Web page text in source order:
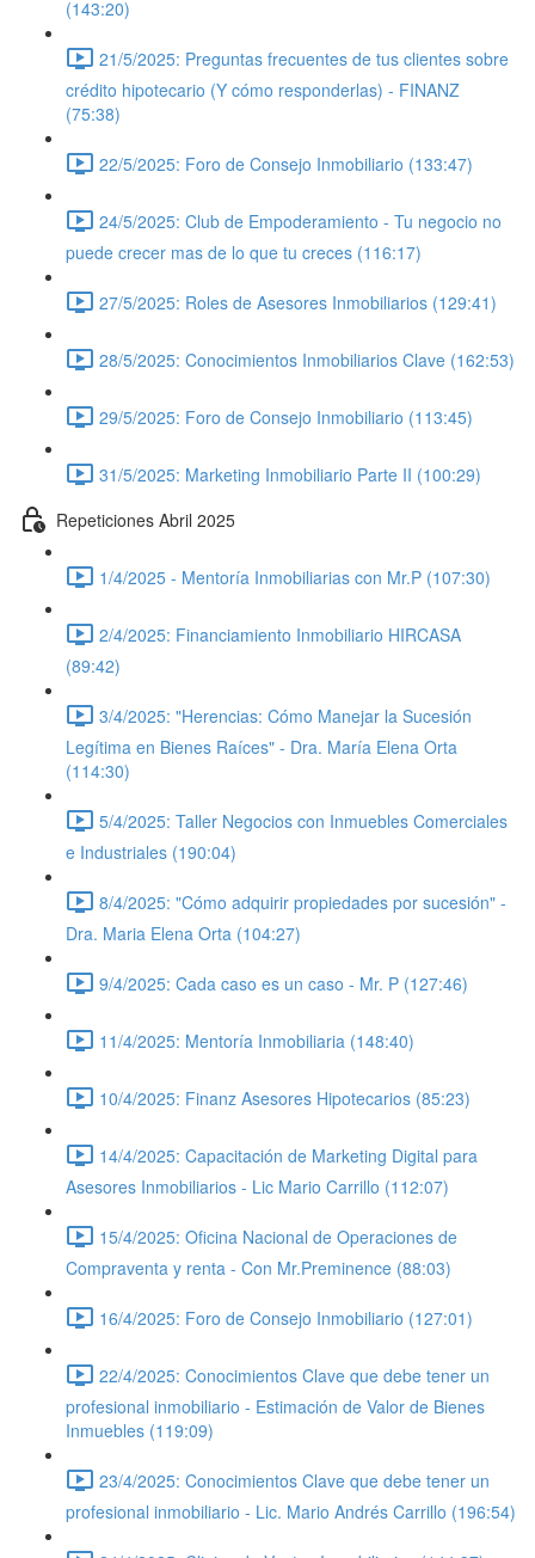
(143:20)
21/5/2025: Preguntas frecuentes de tus clientes sobre
crédito hipotecario (Y cómo responderlas) - FINANZ
(75:38)
22/5/2025: Foro de Consejo Inmobiliario (133:47)
24/5/2025: Club de Empoderamiento - Tu negocio no
puede crecer mas de lo que tu creces (116:17)
27/5/2025: Roles de Asesores Inmobiliarios (129:41)
28/5/2025: Conocimientos Inmobiliarios Clave (162:53)
29/5/2025: Foro de Consejo Inmobiliario (113:45)
31/5/2025: Marketing Inmobiliario Parte II (100:29)
Repeticiones Abril 2025
1/4/2025 - Mentoría Inmobiliarias con Mr.P (107:30)
2/4/2025: Financiamiento Inmobiliario HIRCASA
(89:42)
3/4/2025: "Herencias: Cómo Manejar la Sucesión
Legítima en Bienes Raíces" - Dra. María Elena Orta
(114:30)
5/4/2025: Taller Negocios con Inmuebles Comerciales
e Industriales (190:04)
8/4/2025: "Cómo adquirir propiedades por sucesión" -
Dra. Maria Elena Orta (104:27)
9/4/2025: Cada caso es un caso - Mr. P (127:46)
11/4/2025: Mentoría Inmobiliaria (148:40)
10/4/2025: Finanz Asesores Hipotecarios (85:23)
14/4/2025: Capacitación de Marketing Digital para
Asesores Inmobiliarios - Lic Mario Carrillo (112:07)
15/4/2025: Oficina Nacional de Operaciones de
Compraventa y renta - Con Mr.Preminence (88:03)
16/4/2025: Foro de Consejo Inmobiliario (127:01)
22/4/2025: Conocimientos Clave que debe tener un
profesional inmobiliario - Estimación de Valor de Bienes
Inmuebles (119:09)
23/4/2025: Conocimientos Clave que debe tener un
profesional inmobiliario - Lic. Mario Andrés Carrillo (196:54)